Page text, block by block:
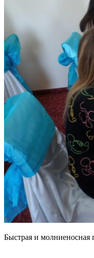
Быстрая и